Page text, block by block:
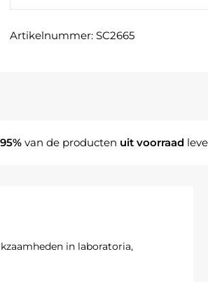
Artikelnummer: SC2665
95%van de producten uit voorraad
in laboratoria,